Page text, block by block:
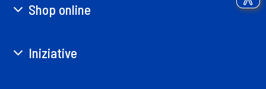
Shop online
Iniziative